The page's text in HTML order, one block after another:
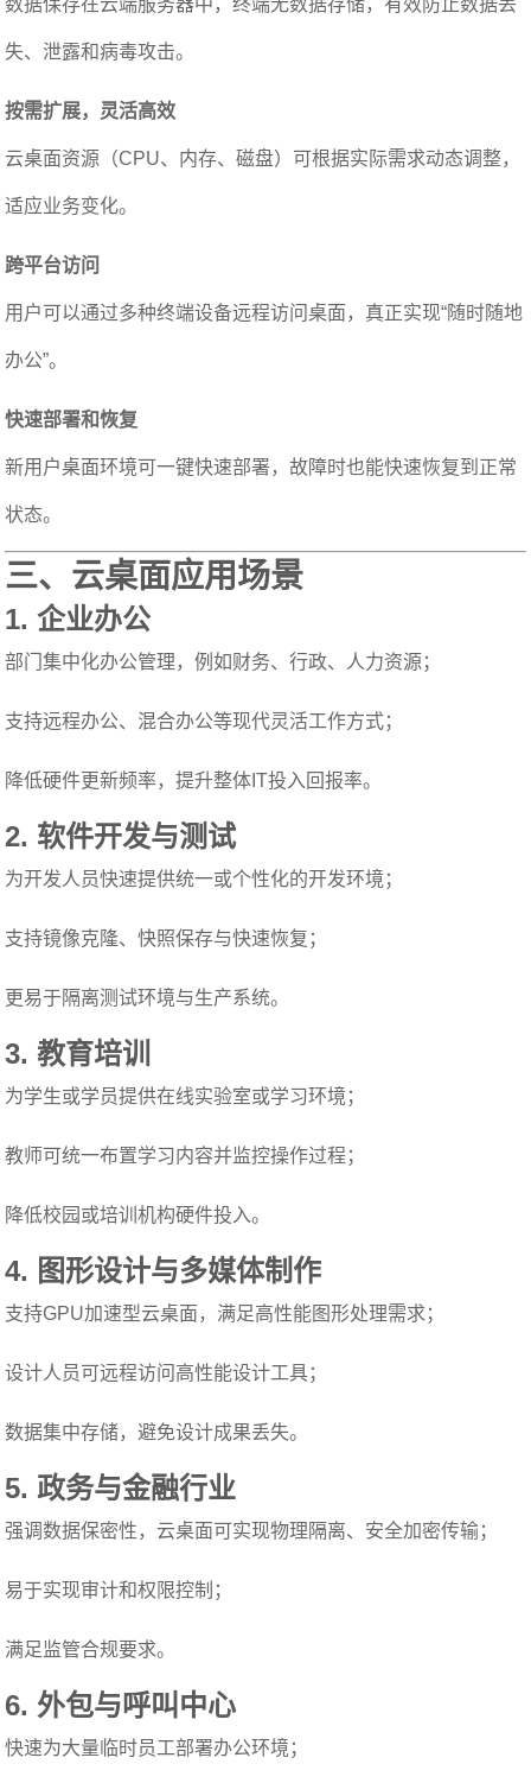
数据保存在云端服务器中，终端无数据存储，有效防止数据丢
失、泄露和病毒攻击。
按需扩展，灵活高效
云桌面资源（CPU、内存、磁盘）可根据实际需求动态调整，
适应业务变化。
跨平台访问
用户可以通过多种终端设备远程访问桌面，真正实现“随时随地
办公”。
快速部署和恢复
新用户桌面环境可一键快速部署，故障时也能快速恢复到正常
状态。
三、云桌面应用场景
1.企业办公
部门集中化办公管理，例如财务、行政、人力资源；
支持远程办公、混合办公等现代灵活工作方式；
降低硬件更新频率，提升整体IT投入回报率。
2. 软件开发与测试
为开发人员快速提供统一或个性化的开发环境；
支持镜像克隆、快照保存与快速恢复；
更易于隔离测试环境与生产系统。
3.教育培训
为学生或学员提供在线实验室或学习环境；
教师可统一布置学习内容并监控操作过程；
降低校园或培训机构硬件投入。
4. 图形设计与多媒体制作
支持GPU加速型云桌面，满足高性能图形处理需求；
设计人员可远程访问高性能设计工具；
数据集中存储，避免设计成果丢失。
5.政务与金融行业
强调数据保密性，云桌面可实现物理隔离、安全加密传输；
易于实现审计和权限控制；
满足监管合规要求。
6. 外包与呼叫中心
快速为大量临时员工部署办公环境；